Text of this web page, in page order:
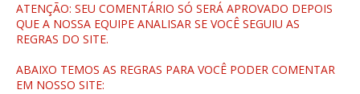
ATENÇÃO: SEU COMENTÁRIO SÓ SERÁ APROVADO DEPOIS
QUE A NOSSA EQUIPE ANALISAR SE VOCÊ SEGUIU AS
REGRAS DO SITE.
ABAIXO TEMOS AS REGRAS PARA VOCÊ PODER COMENTAR
EM NOSSO SITE: